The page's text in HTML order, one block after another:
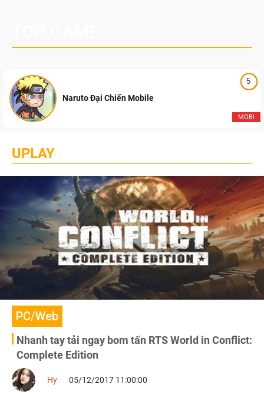
5
MOBI
Naruto Đại Chiến Mobile
UPLAY
PC/Web
Nhanh tay tải ngay bom tấn RTS World in Conflict:
Complete Edition
Hy 05/12/2017 11:00:00